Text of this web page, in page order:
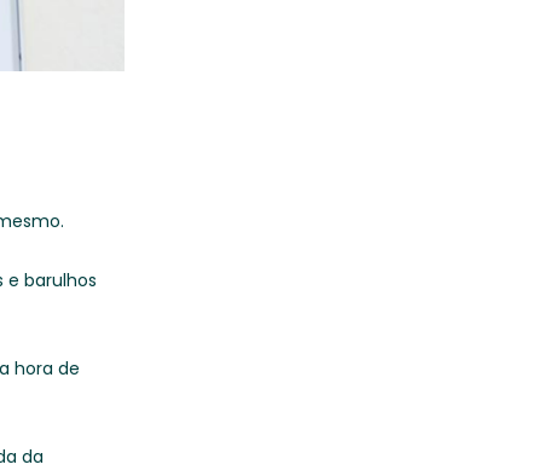
barulhos
hora de
da